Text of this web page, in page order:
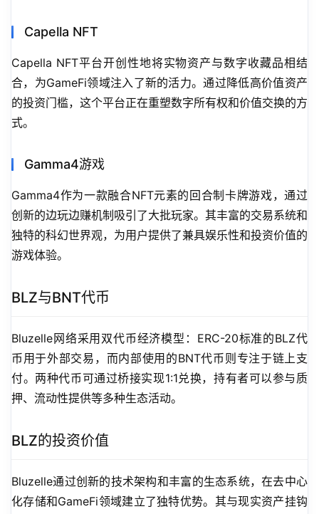
Capella NFT
Capella NFT平台开创性地将实物资产与数字收藏品相结
合，为GameFi领域注入了新的活力。通过降低高价值资产
的投资门槛，这个平台正在重塑数字所有权和价值交换的方
式。
Gamma4游戏
Gamma4作为一款融合NFT元素的回合制卡牌游戏，通过
创新的边玩边赚机制吸引了大批玩家。其丰富的交易系统和
独特的科幻世界观，为用户提供了兼具娱乐性和投资价值的
游戏体验。
BLZ与BNT代币
Bluzelle网络采用双代币经济模型：ERC-20标准的BLZ代
币用于外部交易，而内部使用的BNT代币则专注于链上支
付。两种代币可通过桥接实现1:1兑换，持有者可以参与质
押、流动性提供等多种生态活动。
BLZ的投资价值
Bluzelle通过创新的技术架构和丰富的生态系统，在去中心
化存储和GameFi领域建立了独特优势。其与现实资产挂钩